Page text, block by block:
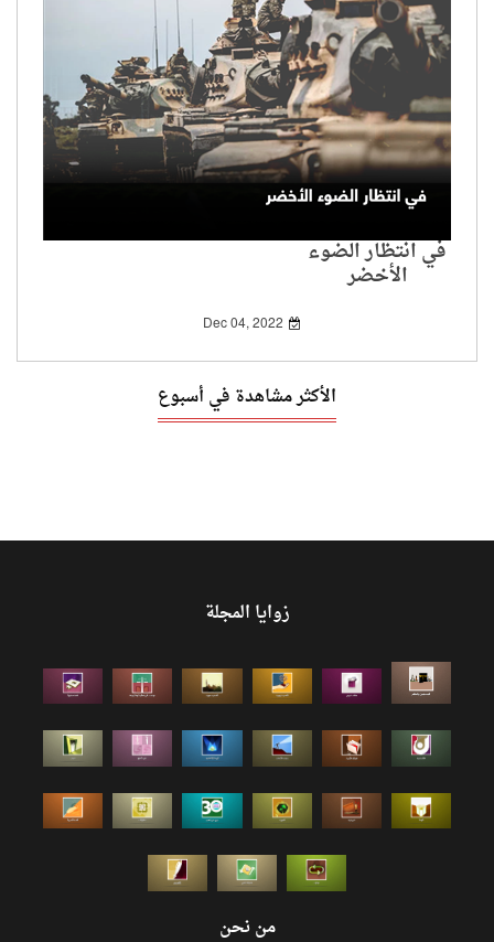
في انتظار الضوء
الأخضر
Dec 04, 2022
الأكثر مشاهدة في أسبوع
زوايا المجلة
من نحن